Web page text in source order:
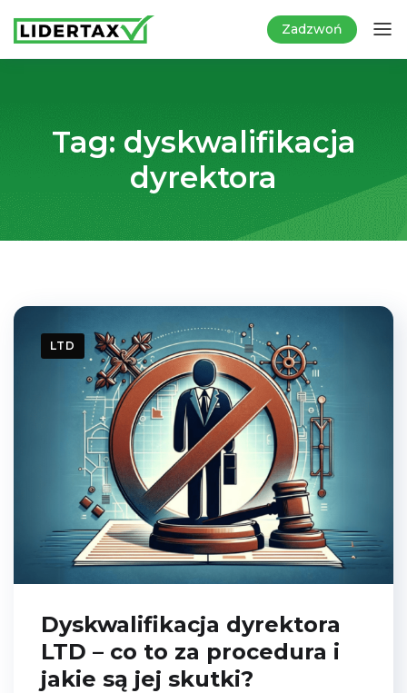
Zadzwoń
Tag: dyskwalifikacja
dyrektora
LTD
Dyskwalifikacja dyrektora
LTD – co to za procedura i
jakie są jej skutki?